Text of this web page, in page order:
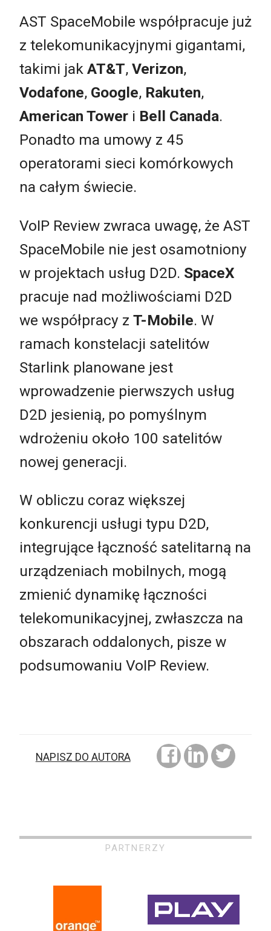
AST SpaceMobile współpracuje już
z telekomunikacyjnymi gigantami,
takimi jak AT&T, Verizon,
Vodafone, Google, Rakuten,
American Tower i Bell Canada.
Ponadto ma umowy z 45
operatorami sieci komórkowych
na całym świecie.
VoIP Review zwraca uwagę, że AST
SpaceMobile nie jest osamotniony
w projektach usług D2D. SpaceX
pracuje nad możliwościami D2D
we współpracy z T-Mobile. W
ramach konstelacji satelitów
Starlink planowane jest
wprowadzenie pierwszych usług
D2D jesienią, po pomyślnym
wdrożeniu około 100 satelitów
nowej generacji.
W obliczu coraz większej
konkurencji usługi typu D2D,
integrujące łączność satelitarną na
urządzeniach mobilnych, mogą
zmienić dynamikę łączności
telekomunikacyjnej, zwłaszcza na
obszarach oddalonych, pisze w
podsumowaniu VoIP Review.
NAPISZ DO AUTORA
PARTNERZY